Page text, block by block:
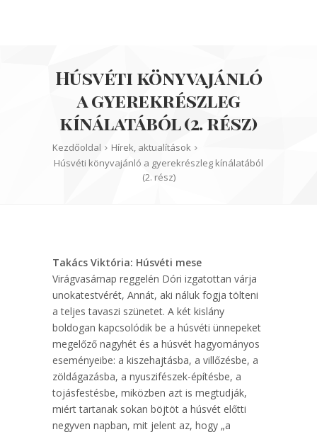
Húsvéti könyvajánló
a gyerekrészleg
kínálatából (2. rész)
Kezdőoldal
Hírek, aktualítások
Húsvéti könyvajánló a gyerekrészleg kínálatából
(2. rész)
Takács Viktória: Húsvéti ​mese
Virágvasárnap reggelén Dóri izgatottan várja
unokatestvérét, Annát, aki náluk fogja tölteni
a teljes tavaszi szünetet. A két kislány
boldogan kapcsolódik be a húsvéti ünnepeket
megelőző nagyhét és a húsvét hagyományos
eseményeibe: a kiszehajtásba, a villőzésbe, a
zöldágazásba, a nyuszifészek-építésbe, a
tojásfestésbe, miközben azt is megtudják,
miért tartanak sokan böjtöt a húsvét előtti
negyven napban, mit jelent az, hogy „a